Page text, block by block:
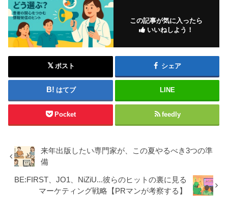
この記事が気に入ったら
いいねしよう！
ポスト シェア
はてブ LINE
Pocket feedly
来年出版したい専門家が、この夏やるべき3つの準
備
BE:FIRST、JO1、NiZiU...彼らのヒットの裏に見る
マーケティング戦略【PRマンが考察する】